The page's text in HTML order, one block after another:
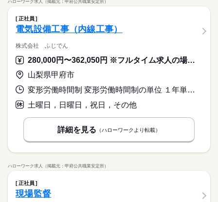
ハローワーク求人（掲載元：甲府公共職業安定所）
正社員
電気設備工事（内線工事）
株式会社 ふじでん
280,000円〜362,050円 ※フルタイム求人の場合は月額（換算額）、パート求人の場合は時間額を表示しています。
山梨県甲府市
変形労働時間制 変形労働時間制の単位 １年単位 就業時間１ 7時30分〜17時00分 就業時間に関する特記事項 休憩時間は原則１２時～１３時。
土曜日，日曜日，祝日，その他
詳細を見る （ハローワークより転載）
ハローワーク求人（掲載元：甲府公共職業安定所）
正社員
現場監督